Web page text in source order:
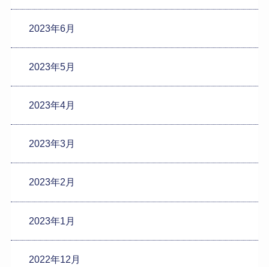
2023年6月
2023年5月
2023年4月
2023年3月
2023年2月
2023年1月
2022年12月